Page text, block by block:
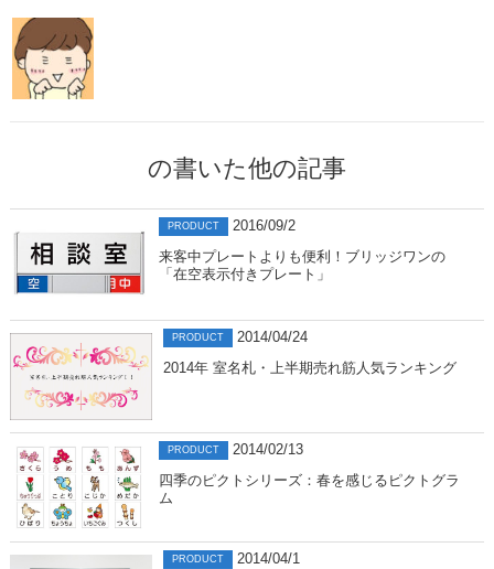
の書いた他の記事
PRODUCT
2016/09/2
来客中プレートよりも便利！ブリッジワンの
「在空表示付きプレート」
PRODUCT
2014/04/24
2014年 室名札・上半期売れ筋人気ランキング
PRODUCT
2014/02/13
四季のピクトシリーズ：春を感じるピクトグラ
ム
PRODUCT
2014/04/1